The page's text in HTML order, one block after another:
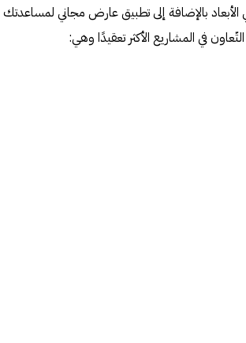
الأبعاد بالإضافة إلى تطبيق عارض مجاني لمساعدتك
في المشاريع الأكثر تعقيدًا وهي: